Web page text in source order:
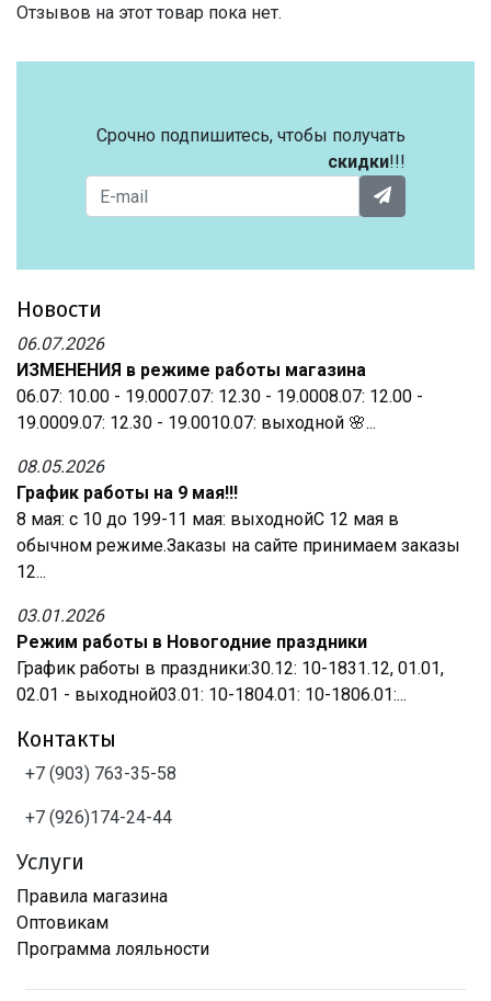
Отзывов на этот товар пока нет.
Срочно подпишитесь, чтобы получать
скидки!!!
Новости
06.07.2026
ИЗМЕНЕНИЯ в режиме работы магазина
06.07: 10.00 - 19.0007.07: 12.30 - 19.0008.07: 12.00 -
19.0009.07: 12.30 - 19.0010.07: выходной 🌸...
08.05.2026
График работы на 9 мая!!!
8 мая: с 10 до 199-11 мая: выходнойС 12 мая в
обычном режиме.Заказы на сайте принимаем заказы
12...
03.01.2026
Режим работы в Новогодние праздники
График работы в праздники:30.12: 10-1831.12, 01.01,
02.01 - выходной03.01: 10-1804.01: 10-1806.01:...
Контакты
+7 (903) 763-35-58
+7 (926)174-24-44
Услуги
Правила магазина
Оптовикам
Программа лояльности